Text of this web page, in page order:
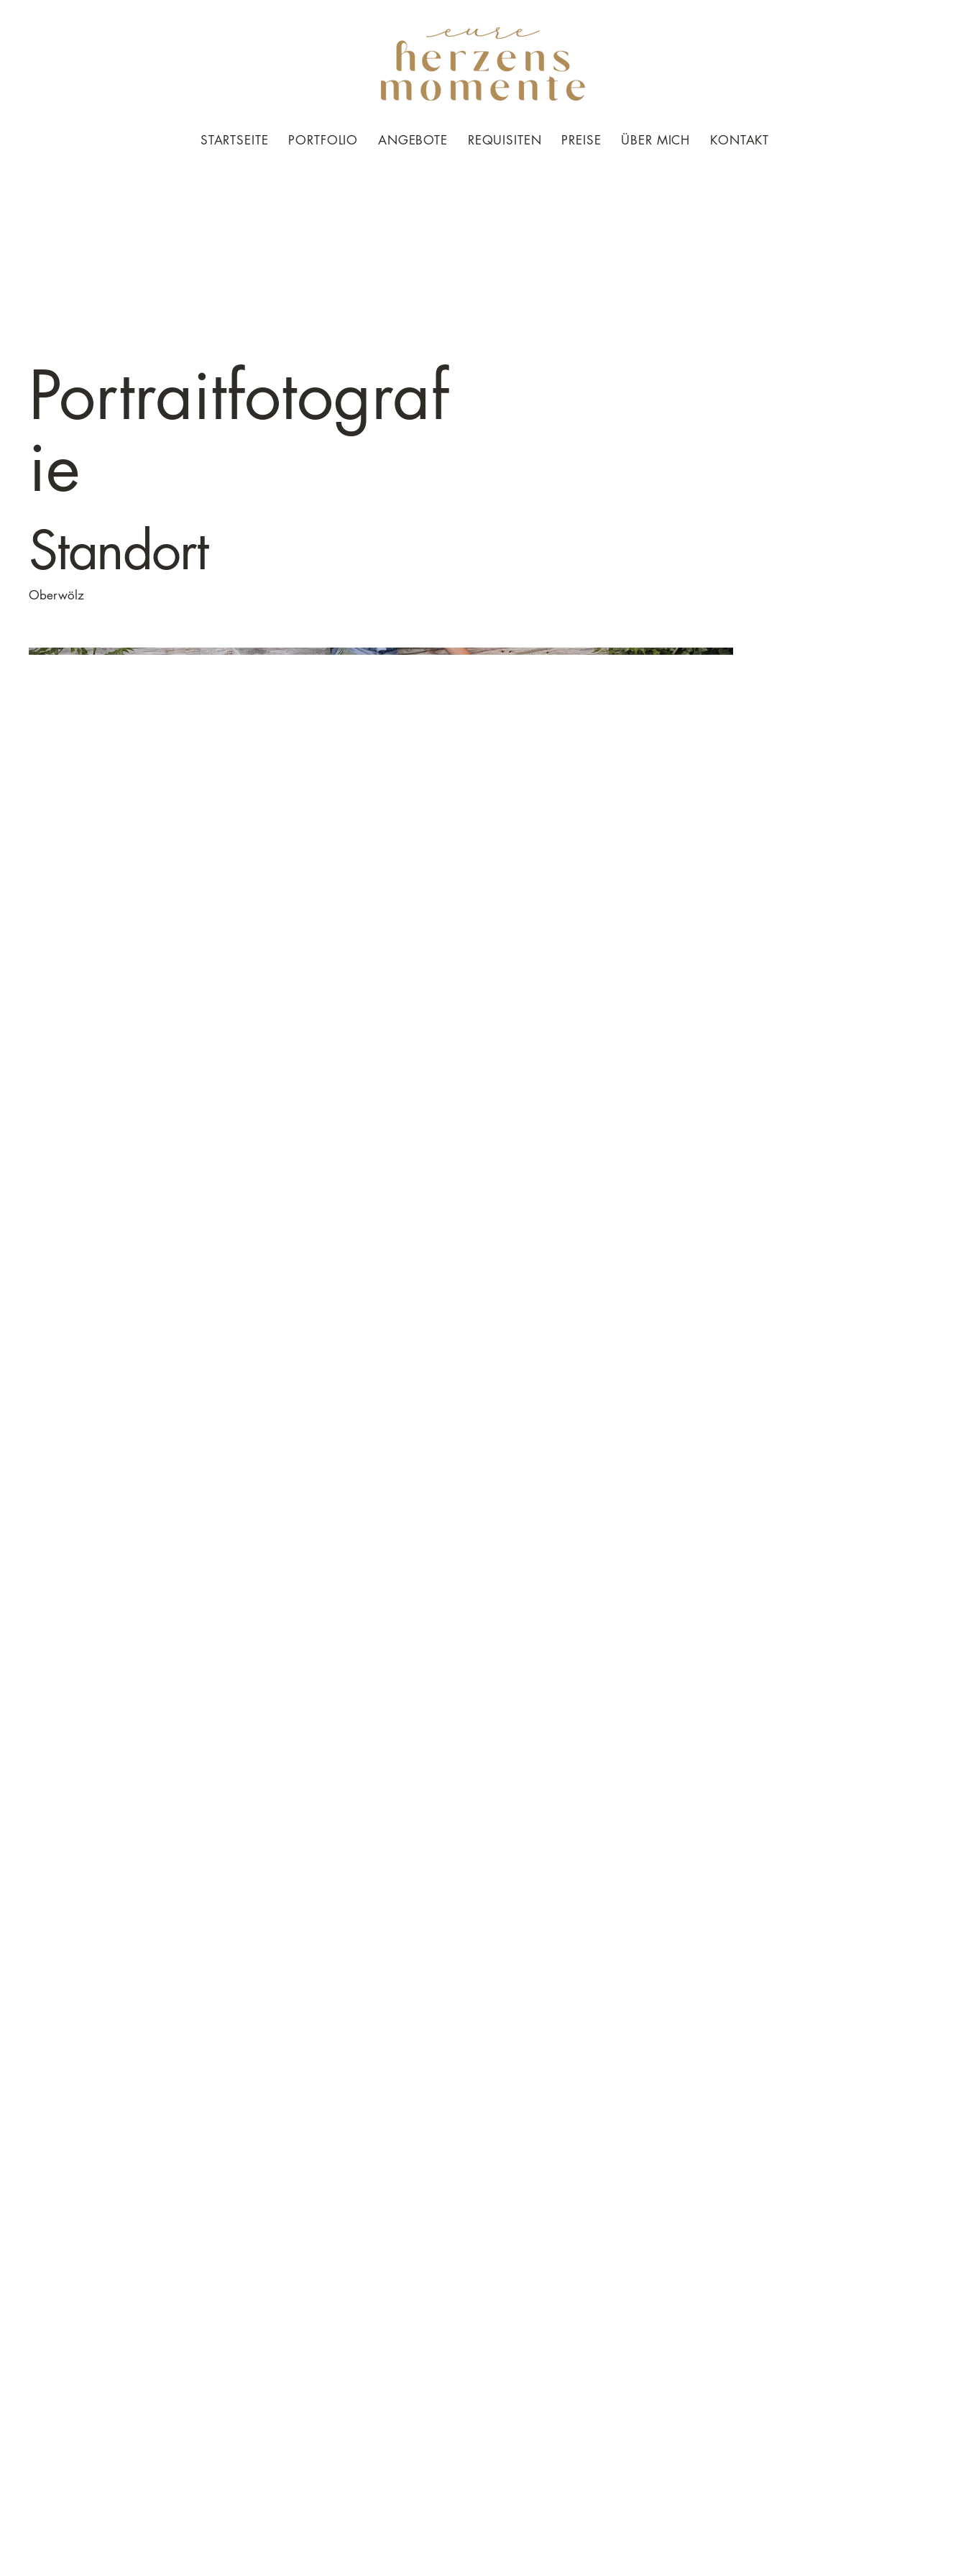
STARTSEITE PORTFOLIO ANGEBOTE REQUISITEN PREISE ÜBER MICH KONTAKT
Portraitfotograf
ie
Standort
Oberwölz